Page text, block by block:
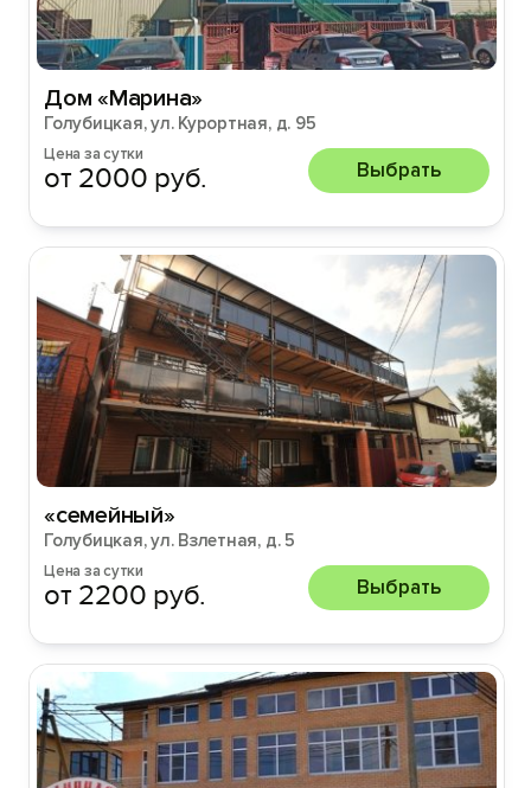
Дом «Марина»
Голубицкая, ул. Курортная, д. 95
Цена за сутки
от 2000 руб. Выбрать
«семейный»
Голубицкая, ул. Взлетная, д. 5
Цена за сутки
от 2200 руб. Выбрать